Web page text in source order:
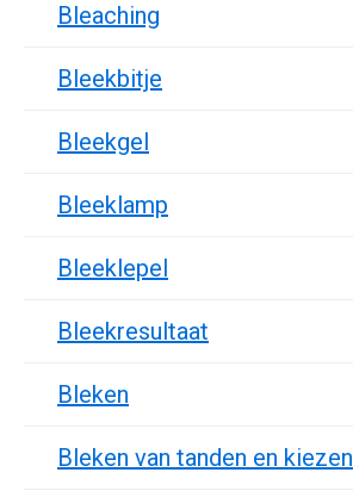
Bleaching
Bleekbitje
Bleekgel
Bleeklamp
Bleeklepel
Bleekresultaat
Bleken
Bleken van tanden en kiezen